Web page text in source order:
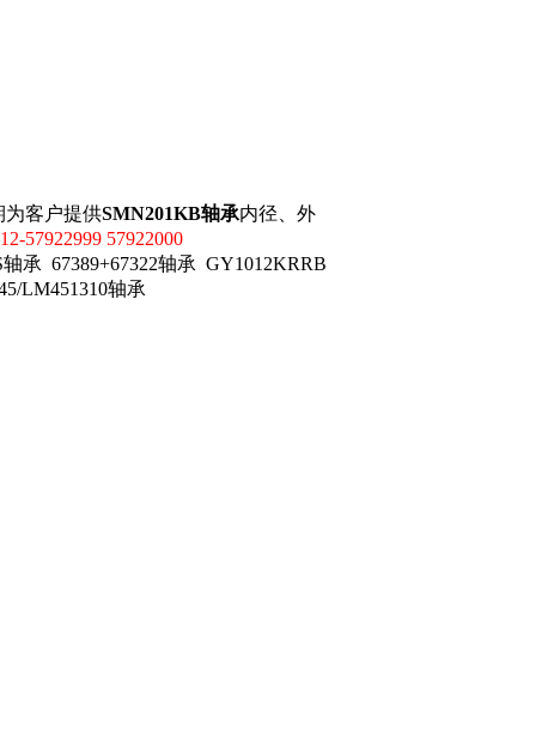
客户提供SMN201KB轴承内径、外
57922999 57922000
承 67389+67322轴承 GY1012KRRB
LM451310轴承